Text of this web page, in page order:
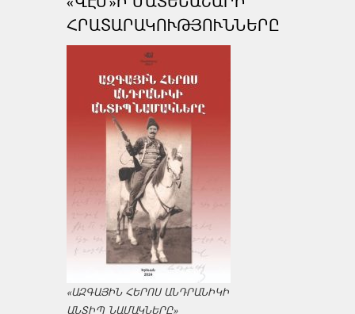
ՀՐԱՏԱՐԱԿՈՒԹՅՈՒՆՆԵՐԸ
«ԱԶԳԱՅԻՆ ՀԵՐՈՍ ԱՆԴՐԱՆԻԿԻ
ԱՆՏԻՊ ՆԱՄԱԿՆԵՐԸ»